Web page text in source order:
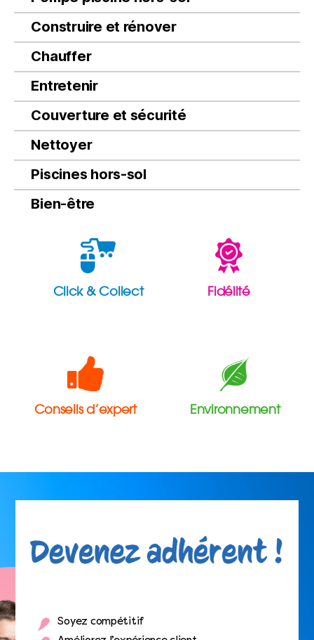
Construire et rénover
Chauffer
Entretenir
Couverture et sécurité
Nettoyer
Piscines hors-sol
Bien-être
Click & Collect
Conseils d’expert
Fidélité
Environnement
Soyez compétitif